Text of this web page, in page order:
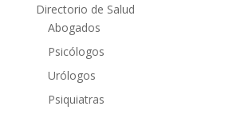
Directorio de Salud
Abogados
Psicólogos
Urólogos
Psiquiatras